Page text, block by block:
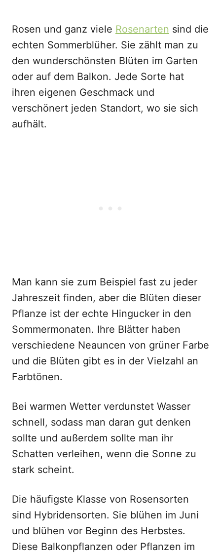
Rosen und ganz viele Rosenarten sind die
echten Sommerblüher. Sie zählt man zu
den wunderschönsten Blüten im Garten
oder auf dem Balkon. Jede Sorte hat
ihren eigenen Geschmack und
verschönert jeden Standort, wo sie sich
aufhält.
Man kann sie zum Beispiel fast zu jeder
Jahreszeit finden, aber die Blüten dieser
Pflanze ist der echte Hingucker in den
Sommermonaten. Ihre Blätter haben
verschiedene Neauncen von grüner Farbe
und die Blüten gibt es in der Vielzahl an
Farbtönen.
Bei warmen Wetter verdunstet Wasser
schnell, sodass man daran gut denken
sollte und außerdem sollte man ihr
Schatten verleihen, wenn die Sonne zu
stark scheint.
Die häufigste Klasse von Rosensorten
sind Hybridensorten. Sie blühen im Juni
und blühen vor Beginn des Herbstes.
Diese Balkonpflanzen oder Pflanzen im